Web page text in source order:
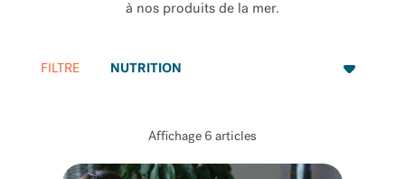
à nos produits de la mer.
FILTRE
Affichage 6 articles